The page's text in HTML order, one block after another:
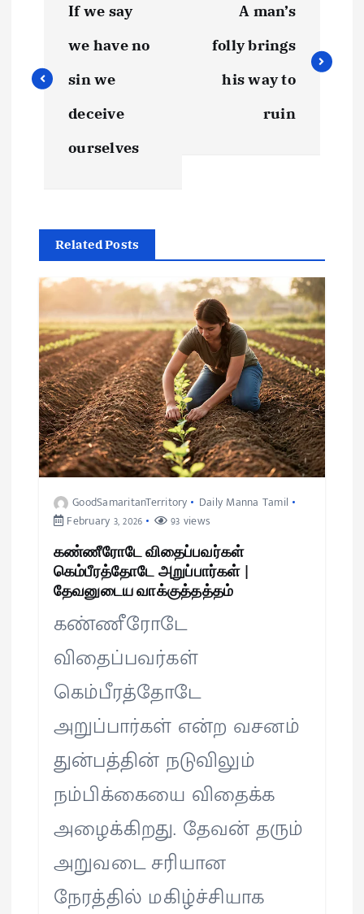
If we say
we have no
sin we
deceive
ourselves
A man’s
folly brings
his way to
ruin
Related Posts
GoodSamaritanTerritory
Daily Manna Tamil
February 3, 2026
93 views
கண்ணீரோடே விதைப்பவர்கள்
கெம்பீரத்தோடே அறுப்பார்கள் |
தேவனுடைய வாக்குத்தத்தம்
கண்ணீரோடே
விதைப்பவர்கள்
கெம்பீரத்தோடே
அறுப்பார்கள் என்ற வசனம்
துன்பத்தின் நடுவிலும்
நம்பிக்கையை விதைக்க
அழைக்கிறது. தேவன் தரும்
அறுவடை சரியான
நேரத்தில் மகிழ்ச்சியாக